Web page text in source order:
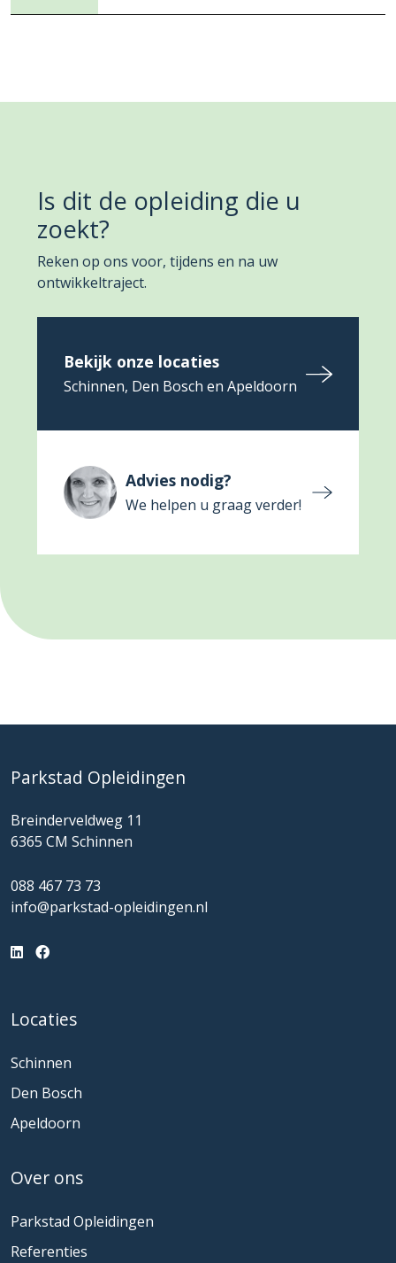
Is dit de opleiding die u
zoekt?
Reken op ons voor, tijdens en na uw
ontwikkeltraject.
Bekijk onze locaties
Schinnen, Den Bosch en Apeldoorn
Advies nodig?
We helpen u graag verder!
Parkstad Opleidingen
Breinderveldweg 11
6365 CM Schinnen
088 467 73 73
info@parkstad-opleidingen.nl
Locaties
Schinnen
Den Bosch
Apeldoorn
Over ons
Parkstad Opleidingen
Referenties